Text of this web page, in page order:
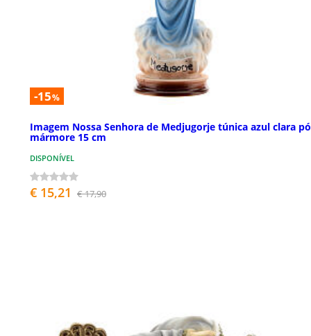
-15%
Imagem Nossa Senhora de Medjugorje túnica azul clara
mármore 15 cm
DISPONÍVEL
€ 15,21 € 17,90